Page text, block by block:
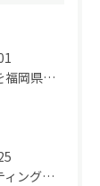
整体の面接を福岡県福岡市中央区長浜で受ける際に知っておきたいポイントと選考の流れ
整体マーケティングの成功法則と集客力を高める最新戦略解説